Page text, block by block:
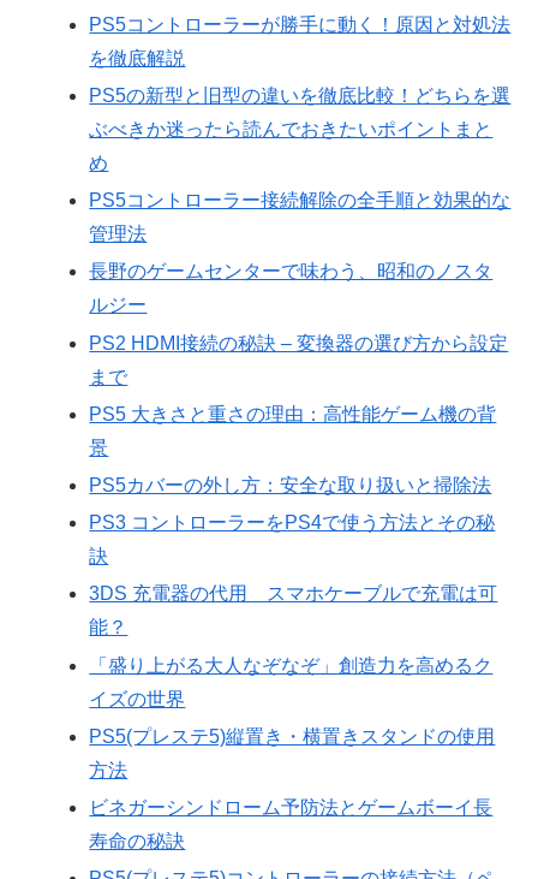
PS5コントローラーが勝手に動く！原因と対処法
を徹底解説
PS5の新型と旧型の違いを徹底比較！どちらを選
ぶべきか迷ったら読んでおきたいポイントまと
め
PS5コントローラー接続解除の全手順と効果的な
管理法
長野のゲームセンターで味わう、昭和のノスタ
ルジー
PS2 HDMI接続の秘訣 – 変換器の選び方から設定
まで
PS5 大きさと重さの理由：高性能ゲーム機の背
景
PS5カバーの外し方：安全な取り扱いと掃除法
PS3 コントローラーをPS4で使う方法とその秘
訣
3DS 充電器の代用 スマホケーブルで充電は可
能？
「盛り上がる大人なぞなぞ」創造力を高めるク
イズの世界
PS5(プレステ5)縦置き・横置きスタンドの使用
方法
ビネガーシンドローム予防法とゲームボーイ長
寿命の秘訣